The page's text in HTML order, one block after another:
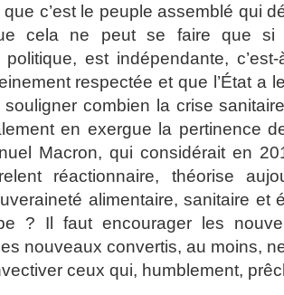
c’est le peuple assemblé qui
cela ne peut se faire que si
politique, est indépendante,
respectée et que l’État a
souligner combien la crise
en exergue la pertinence
Macron, qui considérait en
réactionnaire, théorise
alimentaire, sanitaire et
? Il faut encourager les
nouveaux convertis, au moins,
ceux qui, humblement,